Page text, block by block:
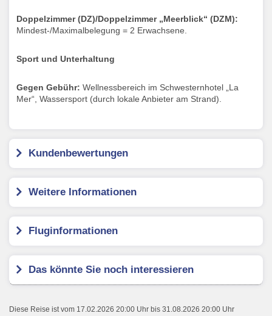
Doppelzimmer (DZ)/Doppelzimmer „Meerblick“ (DZM):
Mindest-/Maximalbelegung = 2 Erwachsene.
Sport und Unterhaltung
Gegen Gebühr: Wellnessbereich im Schwesternhotel „La
Mer“, Wassersport (durch lokale Anbieter am Strand).
Kundenbewertungen
Weitere Informationen
Fluginformationen
Das könnte Sie noch interessieren
Diese Reise ist vom 17.02.2026 20:00 Uhr bis 31.08.2026 20:00 Uhr